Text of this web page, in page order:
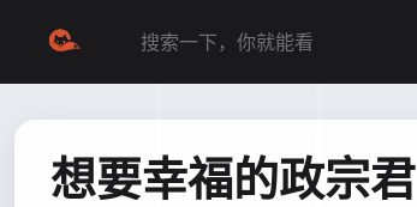
想要幸福的政宗君